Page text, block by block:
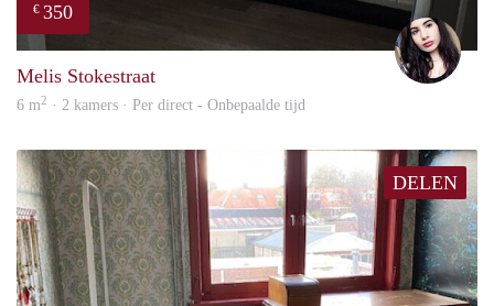
€ 350
Melis Stokestraat
6 m2 · 2 kamers · Per direct - Onbepaalde tijd
DELEN